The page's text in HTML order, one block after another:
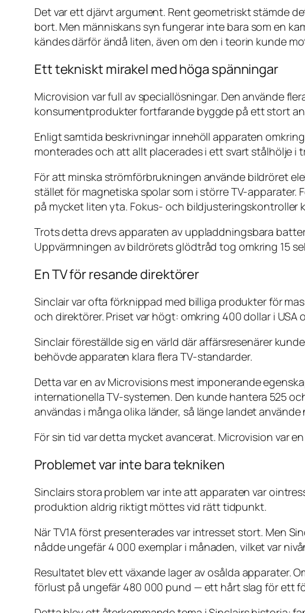
Det var ett djärvt argument. Rent geometriskt stämde
bort. Men människans syn fungerar inte bara som en
kändes därför ändå liten, även om den i teorin kunde
Ett tekniskt mirakel med höga spänningar
Microvision var full av speciallösningar. Den använde
konsumentprodukter fortfarande byggde på ett stort
Enligt samtida beskrivningar innehöll apparaten
monterades och att allt placerades i ett svart stålhölje i
För att minska strömförbrukningen använde bildröret
stället för magnetiska spolar som i större TV-
på mycket liten yta. Fokus- och bildjusteringskontroller
Trots detta drevs apparaten av uppladdningsbara
Uppvärmningen av bildrörets glödtråd tog omkring 15
En TV för resande direktörer
Sinclair var ofta förknippad med billiga produkter för
och direktörer. Priset var högt: omkring 400 dollar i
Sinclair föreställde sig en värld där affärsresenärer
behövde apparaten klara flera TV-standarder.
Detta var en av Microvisions mest imponerande
internationella TV-systemen. Den kunde hantera 525
användas i många olika länder, så länge landet
För sin tid var detta mycket avancerat. Microvision var
Problemet var inte bara tekniken
Sinclairs stora problem var inte att apparaten var
produktion aldrig riktigt möttes vid rätt tidpunkt.
När TV1A först presenterades var intresset stort. Men
nådde ungefär 4 000 exemplar i månaden, vilket var
Resultatet blev ett växande lager av osålda apparater.
förlust på ungefär 480 000 pund — ett hårt slag för ett